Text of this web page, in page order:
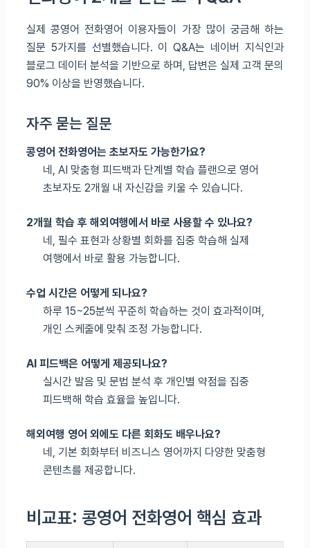
실제 콩영어 전화영어 이용자들이 가장 많이 궁금해 하는
질문 5가지를 선별했습니다. 이 Q&A는 네이버 지식인과
블로그 데이터 분석을 기반으로 하며, 답변은 실제 고객 문의
90% 이상을 반영했습니다.
자주 묻는 질문
콩영어 전화영어는 초보자도 가능한가요?
네, AI 맞춤형 피드백과 단계별 학습 플랜으로 영어
초보자도 2개월 내 자신감을 키울 수 있습니다.
2개월 학습 후 해외여행에서 바로 사용할 수 있나요?
네, 필수 표현과 상황별 회화를 집중 학습해 실제
여행에서 바로 활용 가능합니다.
수업 시간은 어떻게 되나요?
하루 15~25분씩 꾸준히 학습하는 것이 효과적이며,
개인 스케줄에 맞춰 조정 가능합니다.
AI 피드백은 어떻게 제공되나요?
실시간 발음 및 문법 분석 후 개인별 약점을 집중
피드백해 학습 효율을 높입니다.
해외여행 영어 외에도 다른 회화도 배우나요?
네, 기본 회화부터 비즈니스 영어까지 다양한 맞춤형
콘텐츠를 제공합니다.
비교표: 콩영어 전화영어 핵심 효과